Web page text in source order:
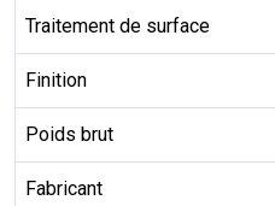
Traitement de surface
Finition
Poids brut
Fabricant